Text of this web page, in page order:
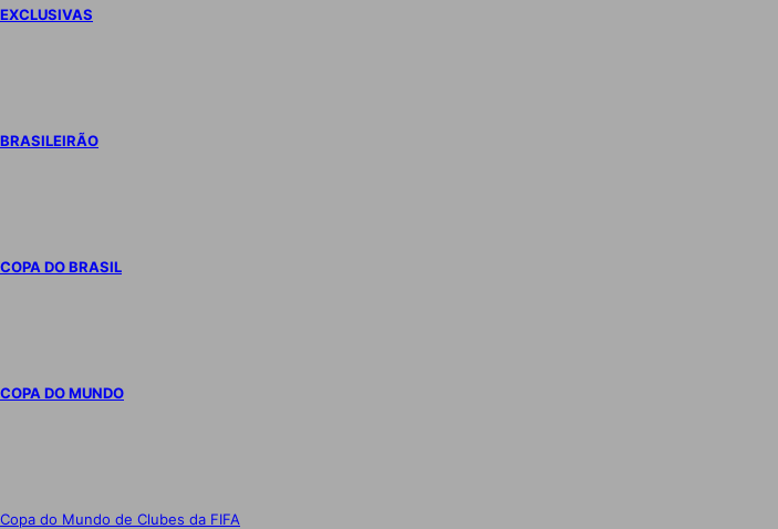
EXCLUSIVAS
BRASILEIRÃO
COPA DO BRASIL
COPA DO MUNDO
Copa do Mundo de Clubes da FIFA